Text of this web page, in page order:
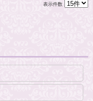
表示件数